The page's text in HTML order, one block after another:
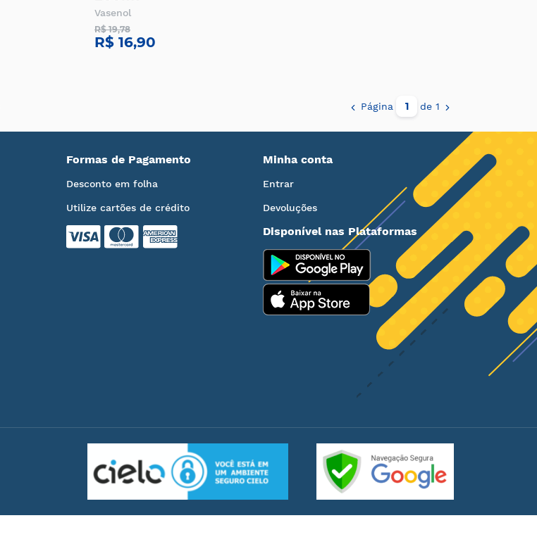
Vasenol
R$ 19,78
R$ 16,90
Página de 1
Formas de Pagamento
Desconto em folha
Utilize cartões de crédito
Minha conta
Entrar
Devoluções
Disponível nas Plataformas